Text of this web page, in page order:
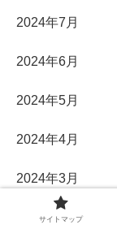
2024年7月
2024年6月
2024年5月
2024年4月
2024年3月
2024年2月
サイトマップ